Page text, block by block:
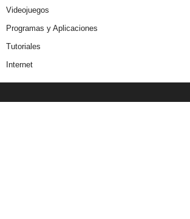
Videojuegos
Programas y Aplicaciones
Tutoriales
Internet